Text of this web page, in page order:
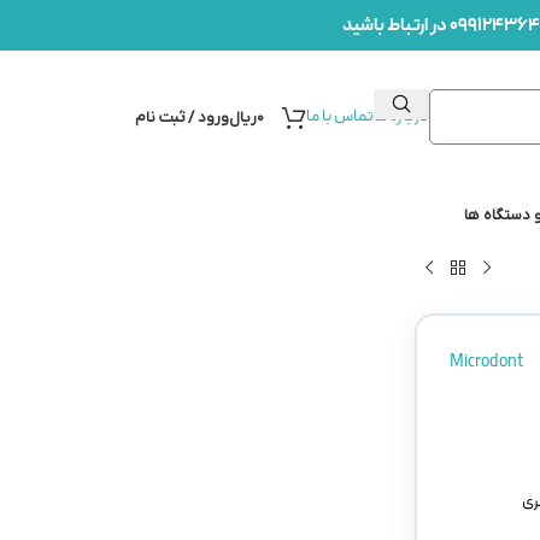
درباره ماتماس با ما ۰ریالورود / ثبت نام
دستگاه ها
Microdont